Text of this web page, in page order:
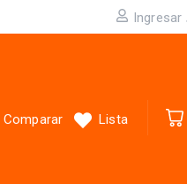
Ingresar
Comparar Lista